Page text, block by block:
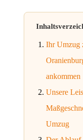
Ihr Umzug
ankommen
Unsere
Umzug